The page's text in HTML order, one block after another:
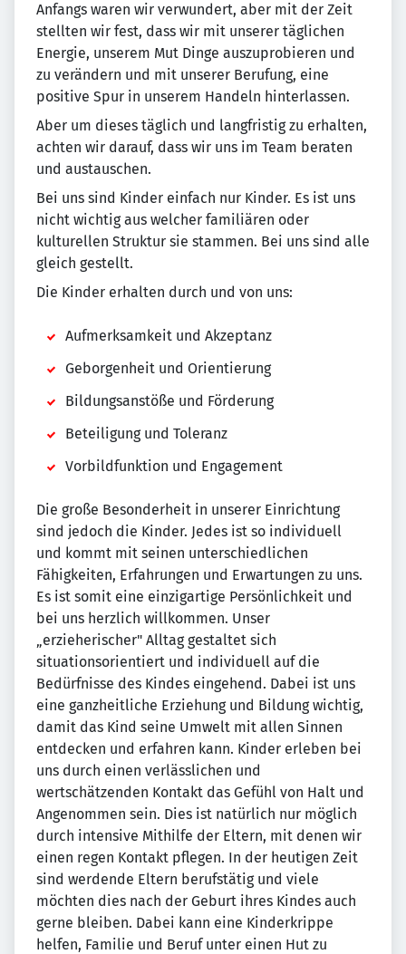
Anfangs waren wir verwundert, aber mit der Zeit
stellten wir fest, dass wir mit unserer täglichen
Energie, unserem Mut Dinge auszuprobieren und
zu verändern und mit unserer Berufung, eine
positive Spur in unserem Handeln hinterlassen.
Aber um dieses täglich und langfristig zu erhalten,
achten wir darauf, dass wir uns im Team beraten
und austauschen.
Bei uns sind Kinder einfach nur Kinder. Es ist uns
nicht wichtig aus welcher familiären oder
kulturellen Struktur sie stammen. Bei uns sind alle
gleich gestellt.
Die Kinder erhalten durch und von uns:
Aufmerksamkeit und Akzeptanz
Geborgenheit und Orientierung
Bildungsanstöße und Förderung
Beteiligung und Toleranz
Vorbildfunktion und Engagement
Die große Besonderheit in unserer Einrichtung
sind jedoch die Kinder. Jedes ist so individuell
und kommt mit seinen unterschiedlichen
Fähigkeiten, Erfahrungen und Erwartungen zu uns.
Es ist somit eine einzigartige Persönlichkeit und
bei uns herzlich willkommen. Unser
„erzieherischer" Alltag gestaltet sich
situationsorientiert und individuell auf die
Bedürfnisse des Kindes eingehend. Dabei ist uns
eine ganzheitliche Erziehung und Bildung wichtig,
damit das Kind seine Umwelt mit allen Sinnen
entdecken und erfahren kann. Kinder erleben bei
uns durch einen verlässlichen und
wertschätzenden Kontakt das Gefühl von Halt und
Angenommen sein. Dies ist natürlich nur möglich
durch intensive Mithilfe der Eltern, mit denen wir
einen regen Kontakt pflegen. In der heutigen Zeit
sind werdende Eltern berufstätig und viele
möchten dies nach der Geburt ihres Kindes auch
gerne bleiben. Dabei kann eine Kinderkrippe
helfen, Familie und Beruf unter einen Hut zu